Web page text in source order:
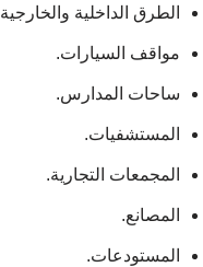
الطرق الداخلية
مواقف السيارات.
ساحات المدارس.
المستشفيات.
المجمعات التجارية.
المصانع.
المستودعات.